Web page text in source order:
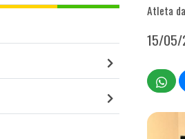
Atleta
15/05/